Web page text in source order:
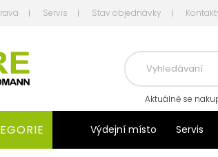
Servis Stav objednávky
Aktuálně se
Výdejní místo Servis